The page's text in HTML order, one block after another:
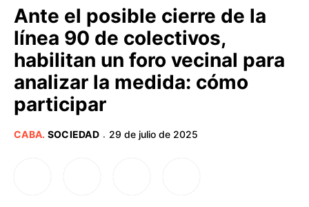
BUENOS AIRES
PROVINCIAS
Ante el posible cierre de la
línea 90 de colectivos,
habilitan un foro vecinal para
analizar la medida: cómo
participar
CABA. SOCIEDAD · 29 de julio de 2025